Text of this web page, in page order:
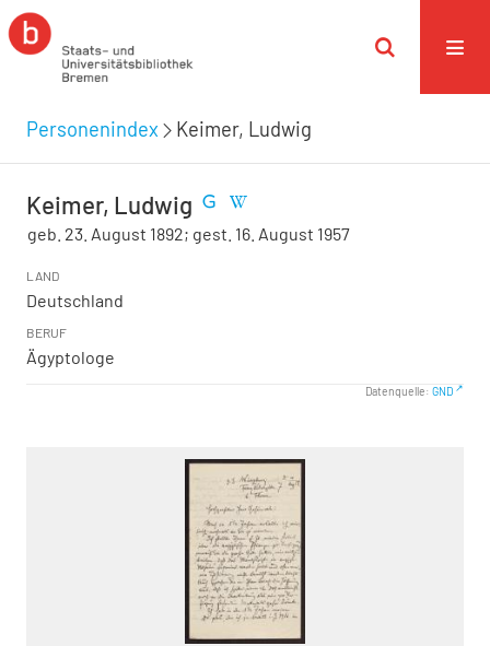
Personenindex Keimer, Ludwig
Keimer, Ludwig
geb. 23. August 1892; gest. 16. August 1957
LAND
Deutschland
BERUF
Ägyptologe
Datenquelle: GND